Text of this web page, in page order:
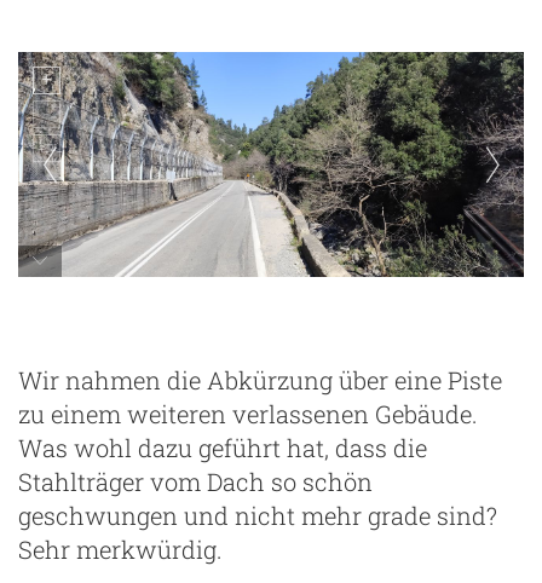
Wir nahmen die Abkürzung über eine Piste
zu einem weiteren verlassenen Gebäude.
Was wohl dazu geführt hat, dass die
Stahlträger vom Dach so schön
geschwungen und nicht mehr grade sind?
Sehr merkwürdig.